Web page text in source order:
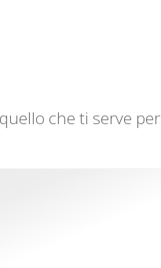
che ti serve per